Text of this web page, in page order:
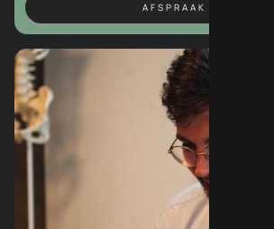
AFSPRAAK BOEKEN